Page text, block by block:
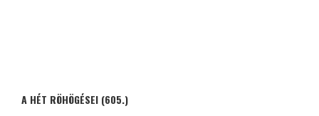
A HÉT RÖHÖGÉSEI (605.)